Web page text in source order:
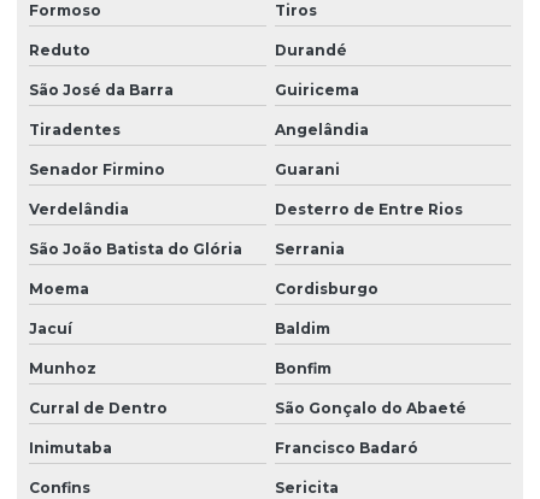
Formoso Tiros
Reduto Durandé
São José da Barra Guiricema
Tiradentes Angelândia
Senador Firmino Guarani
Verdelândia Desterro de Entre Rios
São João Batista do Glória Serrania
Moema Cordisburgo
Jacuí Baldim
Munhoz Bonfim
Curral de Dentro São Gonçalo do Abaeté
Inimutaba Francisco Badaró
Confins Sericita